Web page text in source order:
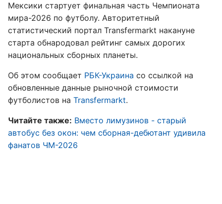
Мексики стартует финальная часть Чемпионата
мира-2026 по футболу. Авторитетный
статистический портал Transfermarkt накануне
старта обнародовал рейтинг самых дорогих
национальных сборных планеты.
Об этом сообщает РБК-Украина со ссылкой на
обновленные данные рыночной стоимости
футболистов на Transfermarkt.
Читайте также: Вместо лимузинов - старый
автобус без окон: чем сборная-дебютант удивила
фанатов ЧМ-2026